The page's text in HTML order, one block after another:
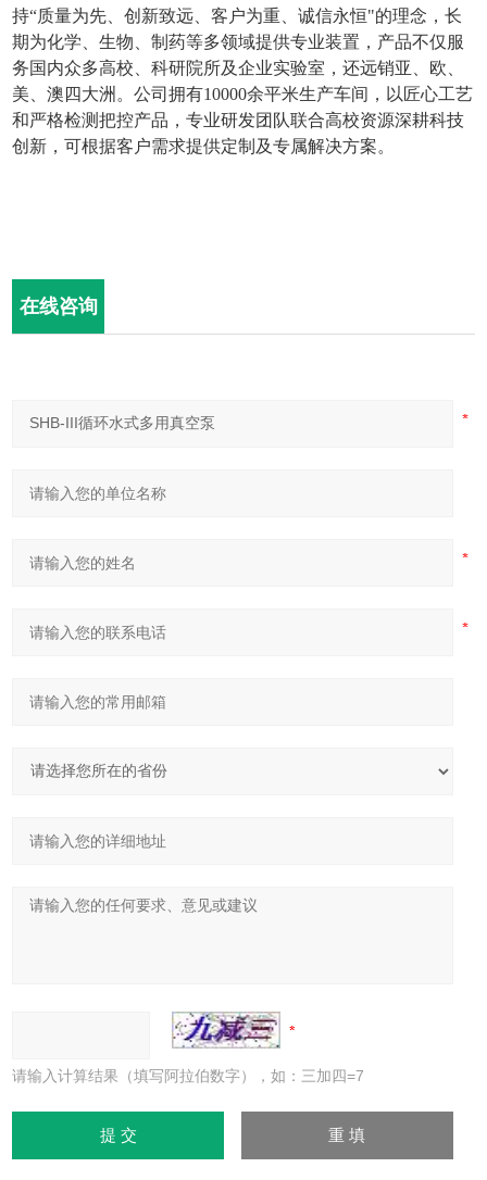
持“质量为先、创新致远、客户为重、诚信永恒"的理念，长
期为化学、生物、制药等多领域提供专业装置，产品不仅服
务国内众多高校、科研院所及企业实验室，还远销亚、欧、
美、澳四大洲。公司拥有10000余平米生产车间，以匠心工艺
和严格检测把控产品，专业研发团队联合高校资源深耕科技
创新，可根据客户需求提供定制及专属解决方案。
在线咨询
请输入计算结果（填写阿拉伯数字），如：三加四=7